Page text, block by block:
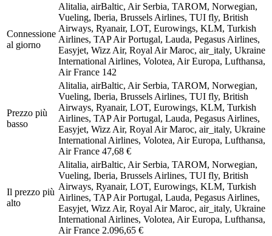
Connessione
al giorno
Alitalia, airBaltic, Air Serbia, TAROM, Norwegian,
Vueling, Iberia, Brussels Airlines, TUI fly, British
Airways, Ryanair, LOT, Eurowings, KLM, Turkish
Airlines, TAP Air Portugal, Lauda, Pegasus Airlines,
Easyjet, Wizz Air, Royal Air Maroc, air_italy, Ukraine
International Airlines, Volotea, Air Europa, Lufthansa,
Air France 142
Prezzo più
basso
Alitalia, airBaltic, Air Serbia, TAROM, Norwegian,
Vueling, Iberia, Brussels Airlines, TUI fly, British
Airways, Ryanair, LOT, Eurowings, KLM, Turkish
Airlines, TAP Air Portugal, Lauda, Pegasus Airlines,
Easyjet, Wizz Air, Royal Air Maroc, air_italy, Ukraine
International Airlines, Volotea, Air Europa, Lufthansa,
Air France 47,68 €
Il prezzo più
alto
Alitalia, airBaltic, Air Serbia, TAROM, Norwegian,
Vueling, Iberia, Brussels Airlines, TUI fly, British
Airways, Ryanair, LOT, Eurowings, KLM, Turkish
Airlines, TAP Air Portugal, Lauda, Pegasus Airlines,
Easyjet, Wizz Air, Royal Air Maroc, air_italy, Ukraine
International Airlines, Volotea, Air Europa, Lufthansa,
Air France 2.096,65 €